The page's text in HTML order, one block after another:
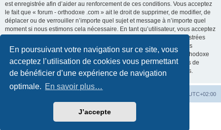
En poursuivant votre navigation sur ce site, vous
acceptez l’utilisation de cookies vous permettant
de bénéficier d’une expérience de navigation
optimale. En savoir plus…
J’accepte
est enregistrée afin d’aider au renforcement de ces conditions. Vous acceptez
le fait que « forum - orthodoxe .com » ait le droit de supprimer, de modifier, de
déplacer ou de verrouiller n’importe quel sujet et message à n’importe quel
moment si nous estimons cela nécessaire. En tant qu’utilisateur, vous acceptez
que toutes les informations que vous avez renseignées soient enregistrées
dans notre base de données. Bien que ces informations ne seront pas
diffusées à une tierce partie sans votre consentement, ni « forum - orthodoxe
.com », ni phpBB, ne pourront être tenus comme responsables en cas de
tentative de piratage informatique visant à compromettre vos données.
UTC+02:00
phpBB® Forum Software © phpBB Limited
©